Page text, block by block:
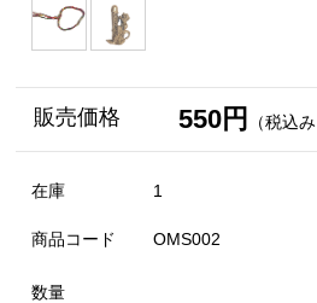
販売価格 550円 （税込み
在庫 1
商品コード OMS002
数量